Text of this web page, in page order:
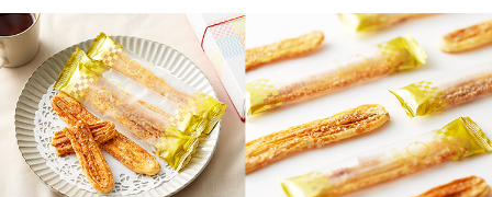
ある 商品へと仕上がり、 テ
ィータイムのお供にも最適。
癖になること間違いなし。
何枚食べても美味しい「ぱい
ーる」を 是非ご賞味くださ
い。